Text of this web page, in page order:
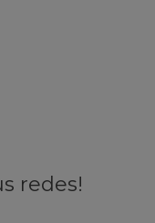
redes!